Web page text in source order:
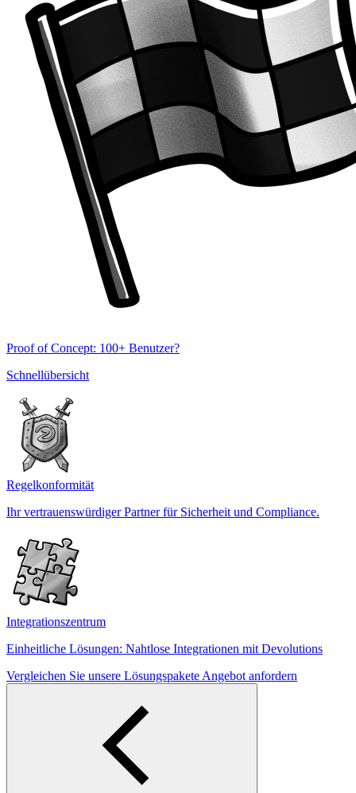
Proof of Concept: 100+ Benutzer?
Schnellübersicht
Regelkonformität
Ihr vertrauenswürdiger Partner für Sicherheit und Compliance.
Integrationszentrum
Einheitliche Lösungen: Nahtlose Integrationen mit Devolutions
Vergleichen Sie unsere Lösungspakete Angebot anfordern